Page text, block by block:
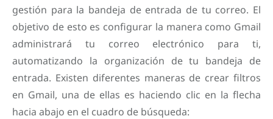
gestión para la bandeja de entrada de tu correo. El
objetivo de esto es configurar la manera como Gmail
administrará tu correo electrónico para ti,
automatizando la organización de tu bandeja de
entrada. Existen diferentes maneras de crear filtros
en Gmail, una de ellas es haciendo clic en la flecha
hacia abajo en el cuadro de búsqueda: